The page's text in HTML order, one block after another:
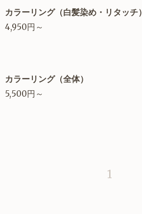
カラーリング（白髪染め・リタッチ）
4,950円～
カラーリング（全体）
5,500円～
1